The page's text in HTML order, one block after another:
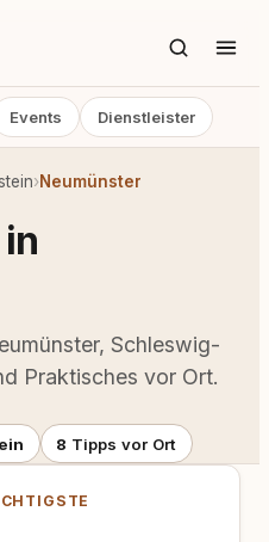
Events Dienstleister
›Neumünster
Schleswig-
Praktisches vor Ort.
8 Tipps vor Ort